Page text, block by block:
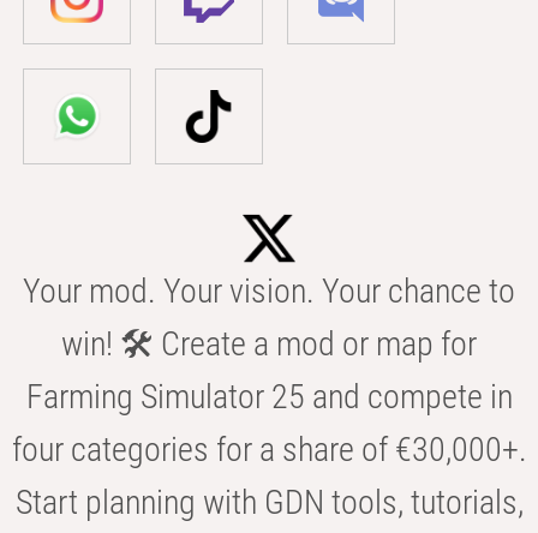
Your mod. Your vision. Your chance to
win! 🛠️ Create a mod or map for
Farming Simulator 25 and compete in
four categories for a share of €30,000+.
Start planning with GDN tools, tutorials,